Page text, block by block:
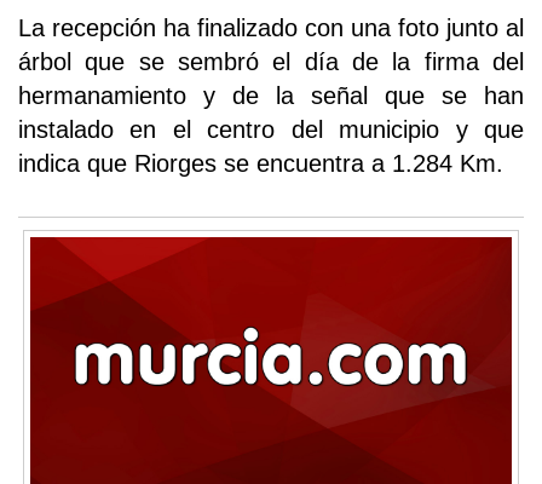
La recepción ha finalizado con una foto junto al
árbol que se sembró el día de la firma del
hermanamiento y de la señal que se han
instalado en el centro del municipio y que
indica que Riorges se encuentra a 1.284 Km.